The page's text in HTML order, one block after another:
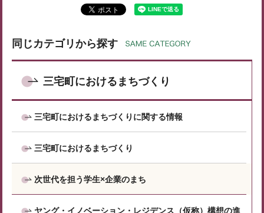
同じカテゴリから探す
三宅町におけるまちづくり
三宅町におけるまちづくりに関する情報
三宅町におけるまちづくり
次世代を担う学生×企業のまち
ヤング・イノベーション・レジデンス（仮称）構想の進